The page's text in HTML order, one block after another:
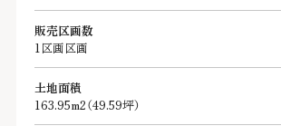
販売区画数
1区画区画
土地面積
163.95m2（49.59坪）